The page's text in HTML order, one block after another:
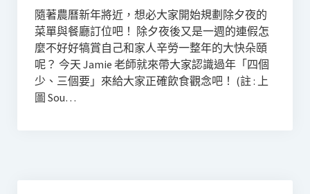
隨著農曆新年將近，想必大家開始規劃除夕夜的
菜單與餐廳訂位吧！ 除夕夜後又是一週的連假怎
麼不好好犒賞自己和家人辛勞一整年的大快朵頤
呢？ 今天 Jamie 老師就來帶大家認識過年「四個
少、三個要」來給大家正確飲食觀念吧！ (註 : 上
圖 Sou…